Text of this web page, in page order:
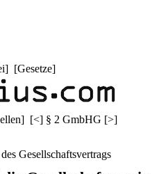
] [Gesetze]
] [<] § 2 GmbHG [>]
Gesellschaftsvertrags